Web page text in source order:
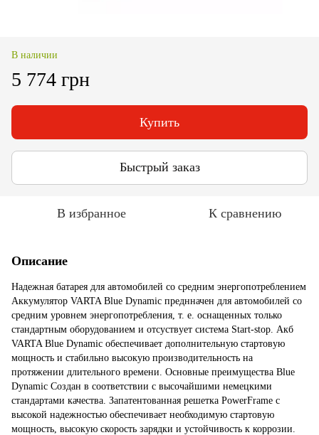
В наличии
5 774 грн
Купить
Быстрый заказ
В избранное К сравнению
Описание
Надежная батарея для автомобилей со средним энергопотреблением
Аккумулятор VARTA Blue Dynamic преднначен для автомобилей со
средним уровнем энергопотребления, т. е. оснащенных только
стандартным оборудованием и отсуствует система Start-stop. Акб
VARTA Blue Dynamic обеспечивает дополнительную стартовую
мощность и стабильно высокую производительность на
протяжении длительного времени. Основные преимущества Blue
Dynamic Создан в соответствии с высочайшими немецкими
стандартами качества. Запатентованная решетка PowerFrame с
высокой надежностью обеспечивает необходимую стартовую
мощность, высокую скорость зарядки и устойчивость к коррозии.